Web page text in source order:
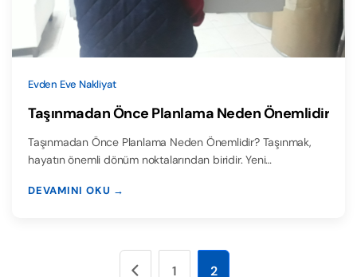
Evden Eve Nakliyat
Taşınmadan Önce Planlama Neden Önemlidir
Taşınmadan Önce Planlama Neden Önemlidir? Taşınmak,
hayatın önemli dönüm noktalarından biridir. Yeni…
DEVAMINI OKU →
1 2